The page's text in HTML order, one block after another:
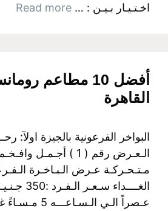
اخـتـيـار بـيـن : … Read more
أفضل 10 مطاعم
القاهرة
البواخر الفرعونية بالجيزة اولآ:
الـعـرض رقم ( 1 ) أجـمـل
مـتـحـركـة عـرض الـبـاخـرة
عـصراً الـي